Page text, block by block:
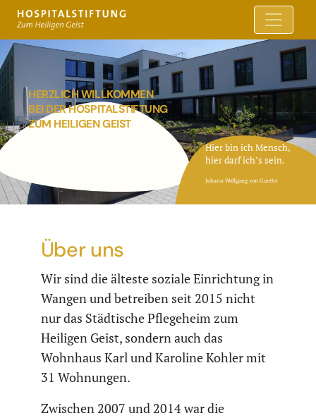
HERZLICH WILLKOMMEN
BEI DER HOSPITALSTIFTUNG
ZUM HEILIGEN GEIST
Hier bin ich Mensch,
hier darf ich’s sein.
Johann Wolfgang von Goethe
Über uns
Wir sind die älteste soziale Einrichtung in
Wangen und betreiben seit 2015 nicht
nur das Städtische Pflegeheim zum
Heiligen Geist, sondern auch das
Wohnhaus Karl und Karoline Kohler mit
31 Wohnungen.
Zwischen 2007 und 2014 war die